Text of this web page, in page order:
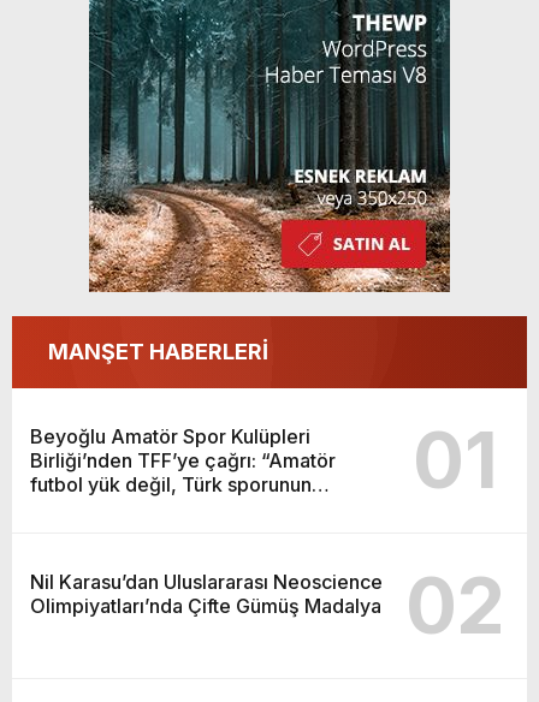
MANŞET HABERLERİ
Beyoğlu Amatör Spor Kulüpleri
Birliği’nden TFF’ye çağrı: “Amatör
futbol yük değil, Türk sporunun
01
Nil Karasu’dan Uluslararası Neoscience
Olimpiyatları’nda Çifte Gümüş Madalya
02